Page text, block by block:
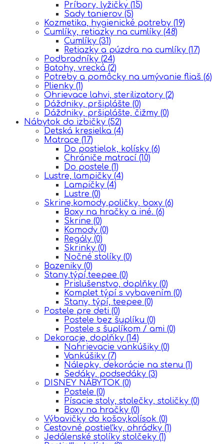
Príbory, lyžičky (15)
Sady tanierov (5)
Kozmetika, hygienické potreby (19)
Cumlíky, retiazky na cumlíky (48)
Cumlíky (31)
Retiazky a púzdra na cumlíky (17)
Podbradníky (24)
Batohy, vrecká (2)
Potreby a pomôcky na umývanie fliaš (6)
Plienky (1)
Ohrievace lahvi, sterilizatory (2)
Dáždniky, pršiplášte (0)
Dáždniky, pršiplášte, čižmy (0)
Nábytok do izbičky (52)
Detská kresielka (4)
Matrace (17)
Do postielok, kolísky (6)
Chrániče matrací (10)
Do postele (1)
Lustre, lampičky (4)
Lampičky (4)
Lustre (0)
Skrine,komody,poličky, boxy (6)
Boxy na hračky a iné. (6)
Skrine (0)
Komody (0)
Regály (0)
Skrinky (0)
Nočné stolíky (0)
Bazeniky (0)
Stany,týpí,teepee (0)
Prislušenstvo, doplňky (0)
Komplet týpí s vybavením (0)
Stany, týpí, teepee (0)
Postele pre deti (0)
Postele bez šuplíku (0)
Postele s šuplíkom / ami (0)
Dekoracje, doplňky (14)
Nahrievacie vankúšiky (0)
Vankúšiky (7)
Nálepky, dekorácie na stenu (1)
Sedáky, podsedáky (3)
DISNEY NÁBYTOK (0)
Postele (0)
Písacie stoly, stolečky, stoličky (0)
Boxy na hračky (0)
Výbavičky do košov,kolísok (0)
Cestovné postieľky, ohrádky (1)
Jedálenské stolíky stolčeky (1)